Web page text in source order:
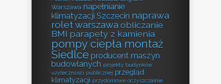
Warszawa napełnianie
klimatyzacji Szczecin naprawa
rolet warszawa obliczanie
BMI parapety z kamienia
pompy ciepła montaż
Siedlce producent maszyn
budowlanych projekty budynków
użyteczności publicznej przegląd
klimatyzacji przydomowe oczyszczalnie